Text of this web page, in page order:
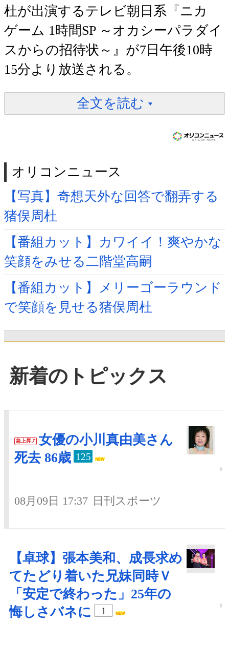
杜が出演するテレビ朝日系『ニカ
ゲーム 1時間SP ～オカシーパラダイ
スからの招待状～』が7日午後10時
15分より放送される。
全文を読む
オリコンニュース
【写真】奇想天外な回答で翻弄する
猪俣周杜
【番組カット】カワイイ！爽やかな
笑顔をみせる二階堂高嗣
【番組カット】メリーゴーラウンド
で笑顔を見せる猪俣周杜
新着のトピックス
急上昇
女優の小川真由美さん
死去 86歳 125
08月09日 17:37 日刊スポーツ
【卓球】張本美和、成長求め
てたどり着いた兄妹同時Ｖ
「安定で終わった」25年の
悔しさバネに
1